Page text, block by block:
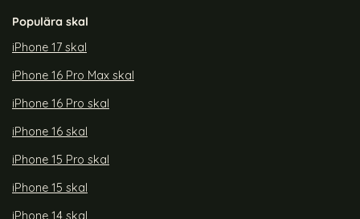
Populära skal
iPhone 17 skal
iPhone 16 Pro Max skal
iPhone 16 Pro skal
iPhone 16 skal
iPhone 15 Pro skal
iPhone 15 skal
iPhone 14 skal